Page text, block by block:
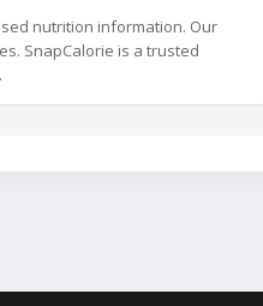
nutrition information. Our
SnapCalorie is a trusted